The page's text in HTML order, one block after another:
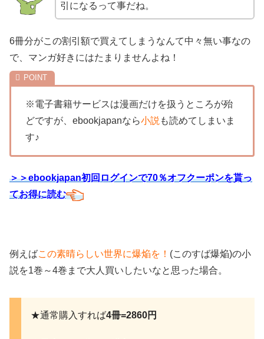
引になるって事だね。
6冊分がこの割引額で買えてしまうなんて中々無い事なの
で、マンガ好きにはたまりませんよね！
※電子書籍サービスは漫画だけを扱うところが殆
どですが、ebookjapanなら小説 も読めてしまいま
す♪
＞＞ebookjapan初回ログインで70％オフクーポンを貰っ
てお得に読む
例えばこの素晴らしい世界に爆焔を！ (このすば爆焔)の小
説を1巻～4巻まで大人買いしたいなと思った場合。
★通常購入すれば4冊=2860円